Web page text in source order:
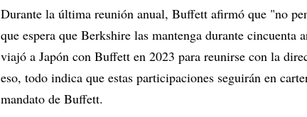
Durante la última reunión anual, Buffett afirmó que "no
que espera que Berkshire las mantenga durante cincuenta
viajó a Japón con Buffett en 2023 para reunirse con la
eso, todo indica que estas participaciones seguirán en
mandato de Buffett.